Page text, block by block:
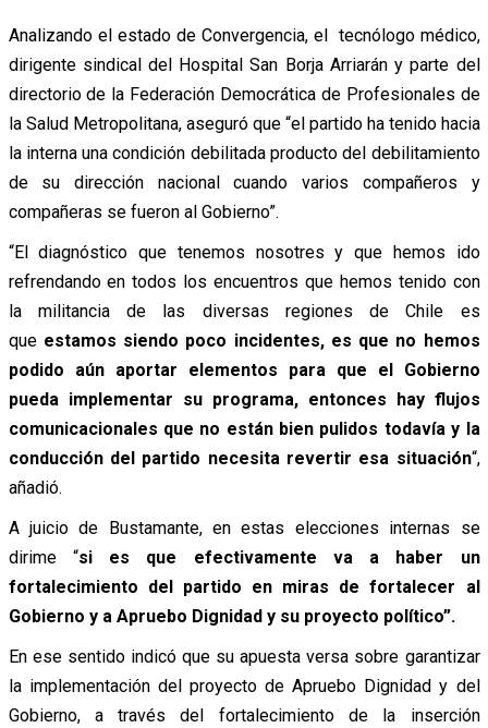
Analizando el estado de Convergencia, el tecnólogo médico,
dirigente sindical del Hospital San Borja Arriarán y parte del
directorio de la Federación Democrática de Profesionales de
la Salud Metropolitana, aseguró que “el partido ha tenido hacia
la interna una condición debilitada producto del debilitamiento
de su dirección nacional cuando varios compañeros y
compañeras se fueron al Gobierno”.
“El diagnóstico que tenemos nosotres y que hemos ido
refrendando en todos los encuentros que hemos tenido con
la militancia de las diversas regiones de Chile es
que estamos siendo poco incidentes, es que no hemos
podido aún aportar elementos para que el Gobierno
pueda implementar su programa, entonces hay flujos
comunicacionales que no están bien pulidos todavía y la
conducción del partido necesita revertir esa situación“,
añadió.
A juicio de Bustamante, en estas elecciones internas se
dirime “si es que efectivamente va a haber un
fortalecimiento del partido en miras de fortalecer al
Gobierno y a Apruebo Dignidad y su proyecto político”.
En ese sentido indicó que su apuesta versa sobre garantizar
la implementación del proyecto de Apruebo Dignidad y del
Gobierno, a través del fortalecimiento de la inserción